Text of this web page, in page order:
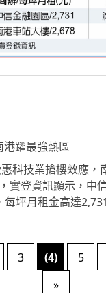
港躍最強熱區
科技業搶樓效應，
實登資訊顯示，中
每坪月租金高達
千坪；展望未來五
高占全台北市新增
3 (4) 5
»